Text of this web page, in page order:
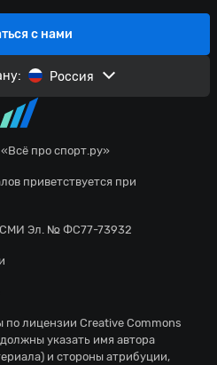
про спорт.ру»
приветствуется при
СМИ Эл. № ФС77-73932
с нами
Россия
по лицензии Creative Commons
должны указать имя автора
и стороны атрибуции,